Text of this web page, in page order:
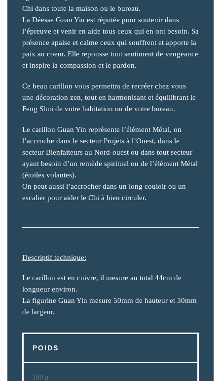
Chi dans toute la maison ou le bureau.
La Déesse Guan Yin est réputée pour soutenir dans
l’épreuve et venir en aide tous ceux qui en ont besoin. Sa
présence apaise et calme ceux qui souffrent et apporte la
paix au coeur. Elle repousse tout sentiment de vengeance
et inspire la compassion et le pardon.
Ce beau carillon vous permettra de recréer chez vous
une décoration zen, tout en harmonisant et équilibrant le
Feng Shui de votre habitation ou de votre bureau.
Le carillon Guan Yin représente l’élément Métal, on
l’accroche dans le secteur Projets à l’Ouest, dans le
secteur Bienfaiteurs au Nord-ouest ou dans tout secteur
ayant besoin d’un remède spirituel ou de l’élément Métal
(étoiles volantes).
On peut aussi l’accrocher dans un long couloir ou un
escalier pour aider le Chi à bien circuler.
Descriptif technique:
Le carillon est en cuivre, il mesure au total 44cm de
longueur environ.
La figurine Guan Yin mesure 50mm de hauteur et 30mm
de largeur.
POIDS
180 g